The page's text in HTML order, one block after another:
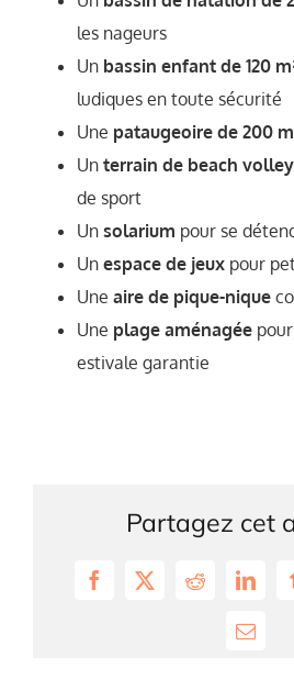
les nageurs
Un bassin enfant de 120
ludiques en toute sécurité
Une pataugeoire de 200
Unterrain de beach volley
de sport
Un solarium pour se
Un espace de jeuxpour
Une aire de pique-nique
Une plage aménagéepour
estivale garantie
Partagez cet
Facebook
X Reddit
Email